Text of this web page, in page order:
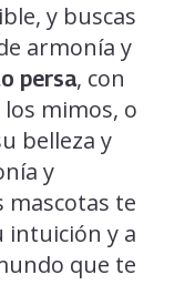
y buscas
armonía y
persa, con
mimos, o
belleza y
y
mascotas te
intuición y a
que te